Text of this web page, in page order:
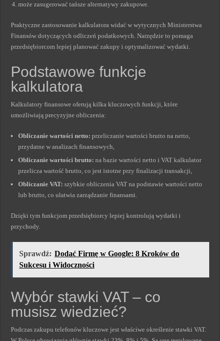
może zasugerować tańsze alternatywy zakupowe.
Praktyczne zastosowanie kalkulatora widać w wytycznych Ministerstwa
Finansów dotyczących odliczeń podatkowych. Narzędzie to pomaga
przedsiębiorcom lepiej planować zakupy i optymalizować wydatki.
Podstawowe funkcje
kalkulatora
Kalkulatory finansowe oferują kilka kluczowych funkcji, które
umożliwiają precyzyjne obliczenia:
Obliczanie wartości netto: przeliczanie wartości brutto na netto,
przydatne w analizach finansowych,
Obliczanie wartości brutto: na bazie wartości netto i VAT kalkulator
przelicza wartość brutto, co jest istotne przy finalizacji transakcji,
Obliczanie VAT: szybkie obliczenia VAT na podstawie wartości netto
lub brutto, co ułatwia zarządzanie finansami.
Dzięki tym funkcjom przedsiębiorcy lepiej kontrolują wydatki i
przychody.
Sprawdź: Dodać Firmę w Google: 8 Kroków do
Sukcesu i Widoczności
Wybór stawki VAT – co
musisz wiedzieć?
Podczas zakupu telefonów kluczowe jest właściwe określenie stawki VAT.